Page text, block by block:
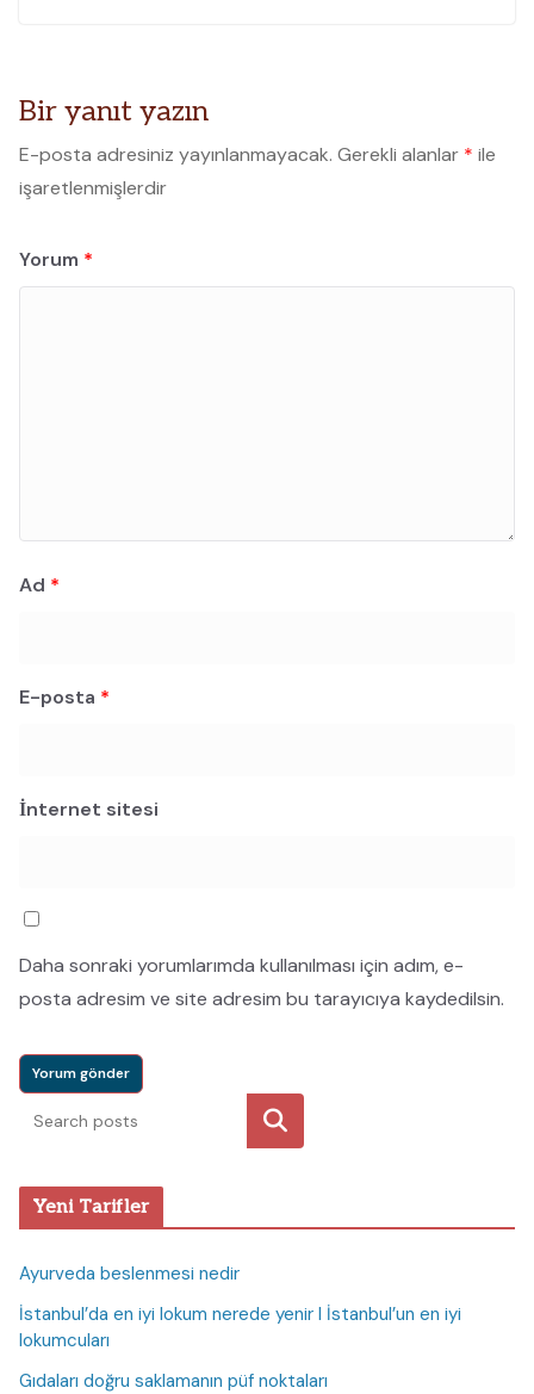
Bir yanıt yazın
E-posta adresiniz yayınlanmayacak. Gerekli alanlar * ile
işaretlenmişlerdir
Yorum *
Ad *
E-posta *
İnternet sitesi
Daha sonraki yorumlarımda kullanılması için adım, e-
posta adresim ve site adresim bu tarayıcıya kaydedilsin.
Ara
Yeni Tarifler
Ayurveda beslenmesi nedir
İstanbul’da en iyi lokum nerede yenir I İstanbul’un en iyi
lokumcuları
Gıdaları doğru saklamanın püf noktaları